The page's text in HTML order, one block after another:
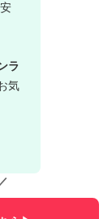
ラ
気